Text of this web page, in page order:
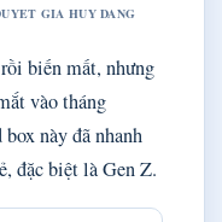
GIA HUY DANG
biến mất, nhưng
vào tháng
này đã nhanh
đặc biệt là Gen Z.